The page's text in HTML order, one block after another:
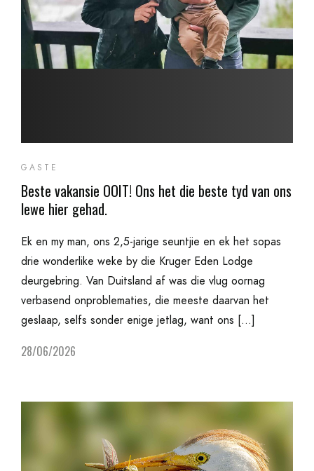
GASTE
Beste vakansie OOIT! Ons het die beste tyd van ons
lewe hier gehad.
Ek en my man, ons 2,5-jarige seuntjie en ek het sopas
drie wonderlike weke by die Kruger Eden Lodge
deurgebring. Van Duitsland af was die vlug oornag
verbasend onproblematies, die meeste daarvan het
geslaap, selfs sonder enige jetlag, want ons […]
28/06/2026